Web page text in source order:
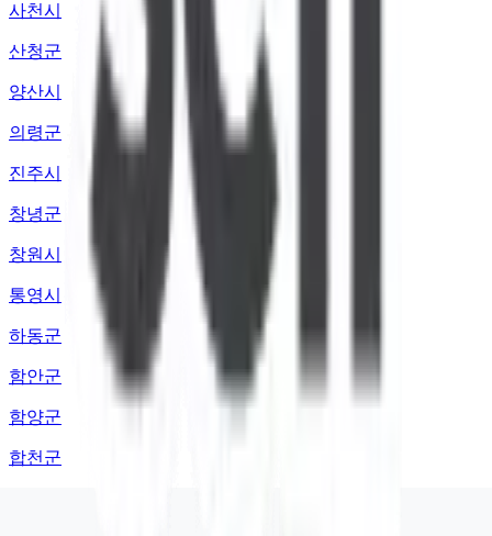
사천시
산청군
양산시
의령군
진주시
창녕군
창원시
통영시
하동군
함안군
함양군
합천군